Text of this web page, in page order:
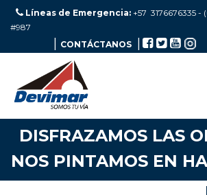
Líneas de Emergencia: +57 3176676335
#987
CONTÁCTANOS
DISFRAZAMOS LAS
NOS PINTAMOS EN